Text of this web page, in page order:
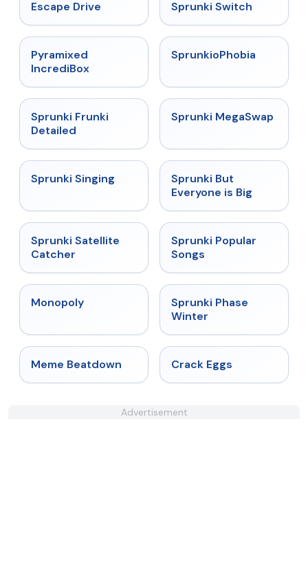
Escape Drive ★
Sprunki Switch
Pyramixed
IncrediBox
★
SprunkioPhobia
★
Sprunki Frunki
Detailed
★ 4.5
Sprunki MegaSwap
★
Sprunki Singing
Sprunki But
Everyone is Big
★ 4.4
Sprunki Satellite
Catcher
★
Sprunki Popular
Songs
Monopoly ★
Sprunki Phase
Winter
★ 4.4
Meme Beatdown Crack Eggs
Advertisement